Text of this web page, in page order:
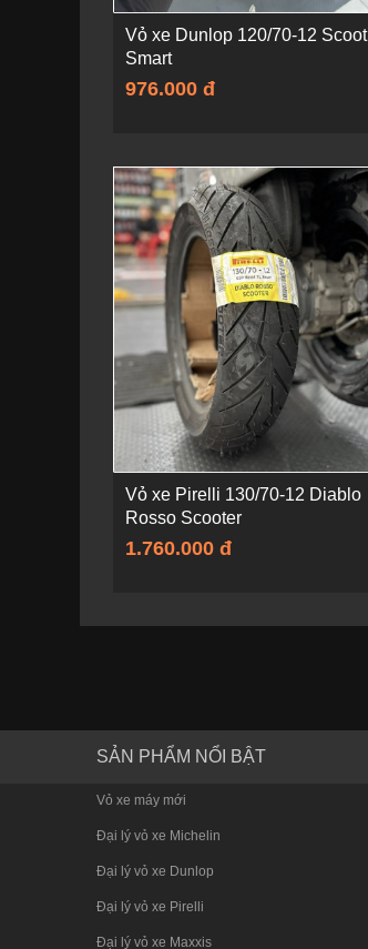
Vỏ xe Dunlop 120/70-12 Scoot
Smart
976.000 đ
Vỏ xe Pirelli 130/70-12 Diablo
Rosso Scooter
1.760.000 đ
SẢN PHẨM NỔI BẬT
Vỏ xe máy mới
Đại lý vỏ xe Michelin
Đại lý vỏ xe Dunlop
Đại lý vỏ xe Pirelli
Đại lý vỏ xe Maxxis